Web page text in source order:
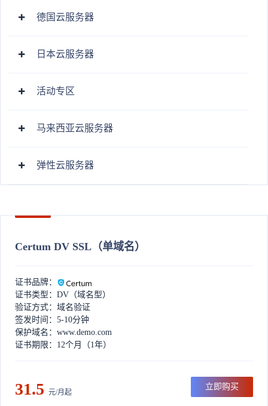
德国云服务器
日本云服务器
活动专区
马来西亚云服务器
弹性云服务器
Certum DV SSL（单域名）
证书品牌：
证书类型：DV（域名型）
验证方式：域名验证
签发时间：5-10分钟
保护域名：www.demo.com
证书期限：12个月（1年）
31.5 元/月起
立即购买